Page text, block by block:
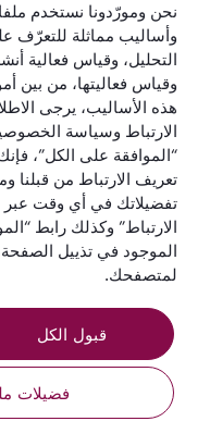
لنبقَ على تواصل
أفضل شركة طيران
في العالم
أفضل درجة
أعمال في
والأحكام
QRH (Arabic - AED). جميع الحقوق محفوظة.
نحن ومورّدونا نستخدم
وأساليب مماثلة للتعرّف
التحليل، وقياس فعالية
وقياس فعاليتها، من بين
هذه الأساليب، يرجى
الارتباط وسياسة
“الموافقة على الكل”،
تعريف الارتباط من قبلنا
تفضيلاتك في أي وقت عبر
الارتباط” وكذلك رابط
الموجود في تذييل
لمتصفحك.
فضيلات
قبول الكل